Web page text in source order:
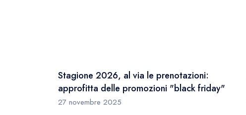
Stagione 2026, al via le prenotazioni:
approfitta delle promozioni "black friday"
27 novembre 2025